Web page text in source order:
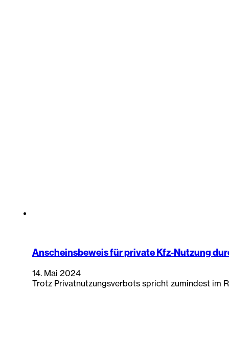
Anscheinsbeweis für private Kfz-Nutzung
14. Mai 2024
Trotz Privatnutzungsverbots spricht zumindest im